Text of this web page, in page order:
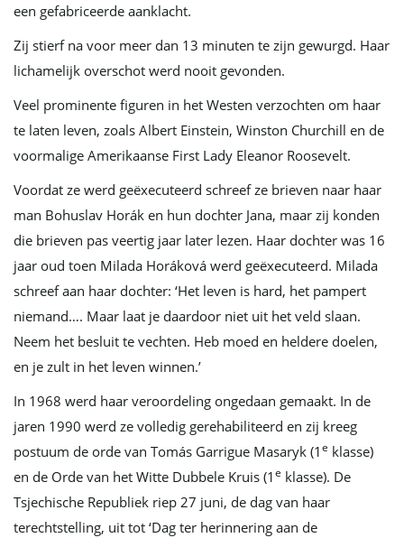
v
i
g
een gefabriceerde aanklacht.
Zij stierf na voor meer dan 13 minuten te zijn gewurgd. Haar
lichamelijk overschot werd nooit gevonden.
Veel prominente figuren in het Westen verzochten om haar
te laten leven, zoals Albert Einstein, Winston Churchill en de
voormalige Amerikaanse First Lady Eleanor Roosevelt.
Voordat ze werd geëxecuteerd schreef ze brieven naar haar
man Bohuslav Horák en hun dochter Jana, maar zij konden
die brieven pas veertig jaar later lezen. Haar dochter was 16
jaar oud toen Milada Horáková werd geëxecuteerd. Milada
schreef aan haar dochter: ‘Het leven is hard, het pampert
niemand…. Maar laat je daardoor niet uit het veld slaan.
Neem het besluit te vechten. Heb moed en heldere doelen,
en je zult in het leven winnen.’
In 1968 werd haar veroordeling ongedaan gemaakt. In de
jaren 1990 werd ze volledig gerehabiliteerd en zij kreeg
postuum de orde van Tomás Garrigue Masaryk (1 e klasse)
en de Orde van het Witte Dubbele Kruis (1 e klasse). De
Tsjechische Republiek riep 27 juni, de dag van haar
terechtstelling, uit tot ‘Dag ter herinnering aan de